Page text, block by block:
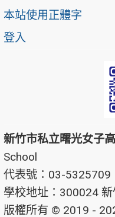
本站使用正體字
登入
新竹市私立曙光女子
School
代表號：03-5325709
學校地址：300024
版權所有 © 2019 -